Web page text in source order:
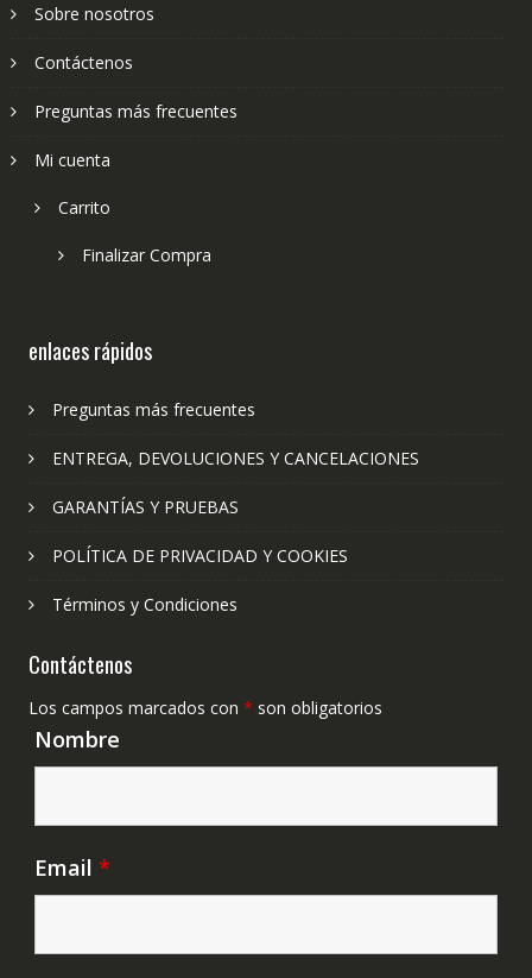
Sobre nosotros
Contáctenos
Preguntas más frecuentes
Mi cuenta
Carrito
Finalizar Compra
enlaces rápidos
Preguntas más frecuentes
ENTREGA, DEVOLUCIONES Y CANCELACIONES
GARANTÍAS Y PRUEBAS
POLÍTICA DE PRIVACIDAD Y COOKIES
Términos y Condiciones
Contáctenos
Los campos marcados con * son obligatorios
Nombre
Email *